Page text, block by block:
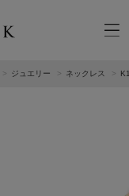
ジュエリー ネックレス